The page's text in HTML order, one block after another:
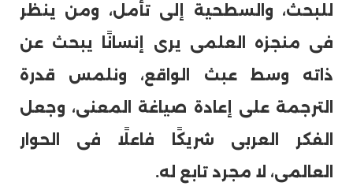
للبحث، والسطحية إلى تأمل، ومن ينظر
فى منجزه العلمى يرى إنسانًا يبحث عن
ذاته وسط عبث الواقع، ونلمس قدرة
الترجمة على إعادة صياغة المعنى، وجعل
الفكر العربى شريكًا فاعلًا فى الحوار
العالمى، لا مجرد تابع له.